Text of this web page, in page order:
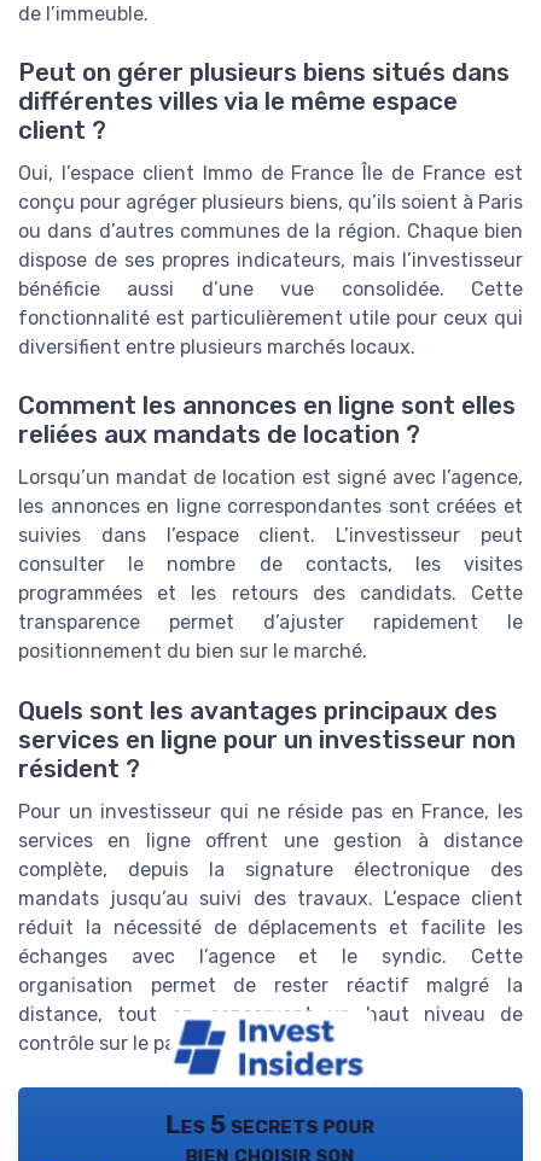
de l’immeuble.
Peut on gérer plusieurs biens situés dans
différentes villes via le même espace
client ?
Oui, l’espace client Immo de France Île de France est
conçu pour agréger plusieurs biens, qu’ils soient à Paris
ou dans d’autres communes de la région. Chaque bien
dispose de ses propres indicateurs, mais l’investisseur
bénéficie aussi d’une vue consolidée. Cette
fonctionnalité est particulièrement utile pour ceux qui
diversifient entre plusieurs marchés locaux.
Comment les annonces en ligne sont elles
reliées aux mandats de location ?
Lorsqu’un mandat de location est signé avec l’agence,
les annonces en ligne correspondantes sont créées et
suivies dans l’espace client. L’investisseur peut
consulter le nombre de contacts, les visites
programmées et les retours des candidats. Cette
transparence permet d’ajuster rapidement le
positionnement du bien sur le marché.
Quels sont les avantages principaux des
services en ligne pour un investisseur non
résident ?
Pour un investisseur qui ne réside pas en France, les
services en ligne offrent une gestion à distance
complète, depuis la signature électronique des
mandats jusqu’au suivi des travaux. L’espace client
réduit la nécessité de déplacements et facilite les
échanges avec l’agence et le syndic. Cette
organisation permet de rester réactif malgré la
distance, tout en conservant un haut niveau de
contrôle sur le patrimoine.
Les 5 secrets pour
bien choisir son